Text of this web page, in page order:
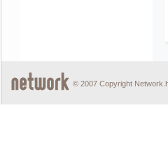
© 2007 Copyright